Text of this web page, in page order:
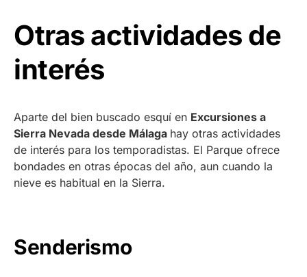
Otras actividades de
interés
Aparte del bien buscado esquí en Excursiones a
Sierra Nevada desde Málaga hay otras actividades
de interés para los temporadistas. El Parque ofrece
bondades en otras épocas del año, aun cuando la
nieve es habitual en la Sierra.
Senderismo